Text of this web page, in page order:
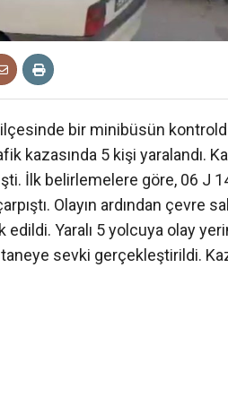
ilçesinde bir minibüsün
kazasında 5 kişi yaralandı.
İlk belirlemelere göre, 06 J
Olayın ardından çevre
edildi. Yaralı 5 yolcuya olay
sevki gerçekleştirildi.